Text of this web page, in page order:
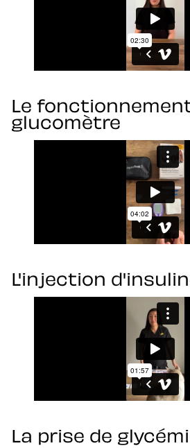
Le
glucomètre
L'injection
La prise de